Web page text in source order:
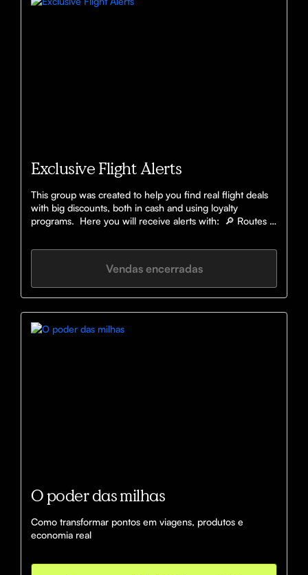
Exclusive Flight Alerts
This group was created to help you find real flight deals
with big discounts, both in cash and using loyalty
programs.  Here you will receive alerts with:  🔎 Routes
booking ✈️ Airlines and partner programs involved
Vendas encerradas
O poder das milhas
Como transformar pontos em viagens, produtos e
economia real